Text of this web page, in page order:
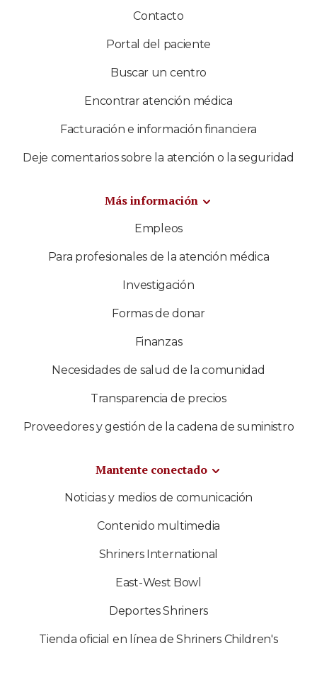
Contacto
Portal del paciente
Buscar un centro
Encontrar atención médica
Facturación e información financiera
Deje comentarios sobre la atención o la seguridad
Más información
Empleos
Para profesionales de la atención médica
Investigación
Formas de donar
Finanzas
Necesidades de salud de la comunidad
Transparencia de precios
Proveedores y gestión de la cadena de suministro
Mantente conectado
Noticias y medios de comunicación
Contenido multimedia
Shriners International
East-West Bowl
Deportes Shriners
Tienda oficial en línea de Shriners Children's